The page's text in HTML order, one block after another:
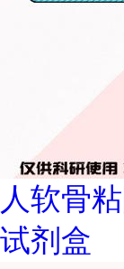
人软骨
试剂盒